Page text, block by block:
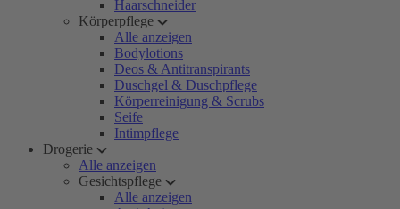
Haarschneider
Körperpflege
Alle anzeigen
Bodylotions
Deos & Antitranspirants
Duschgel & Duschpflege
Körperreinigung & Scrubs
Seife
Intimpflege
Drogerie
Alle anzeigen
Gesichtspflege
Alle anzeigen